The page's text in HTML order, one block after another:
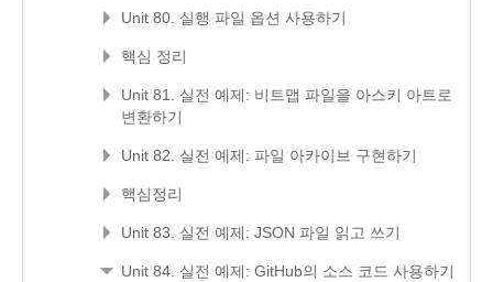
Unit 80. 실행 파일 옵션 사용하기
핵심 정리
Unit 81. 실전 예제: 비트맵 파일을 아스키 아트로
변환하기
Unit 82. 실전 예제: 파일 아카이브 구현하기
핵심정리
Unit 83. 실전 예제: JSON 파일 읽고 쓰기
Unit 84. 실전 예제: GitHub의 소스 코드 사용하기